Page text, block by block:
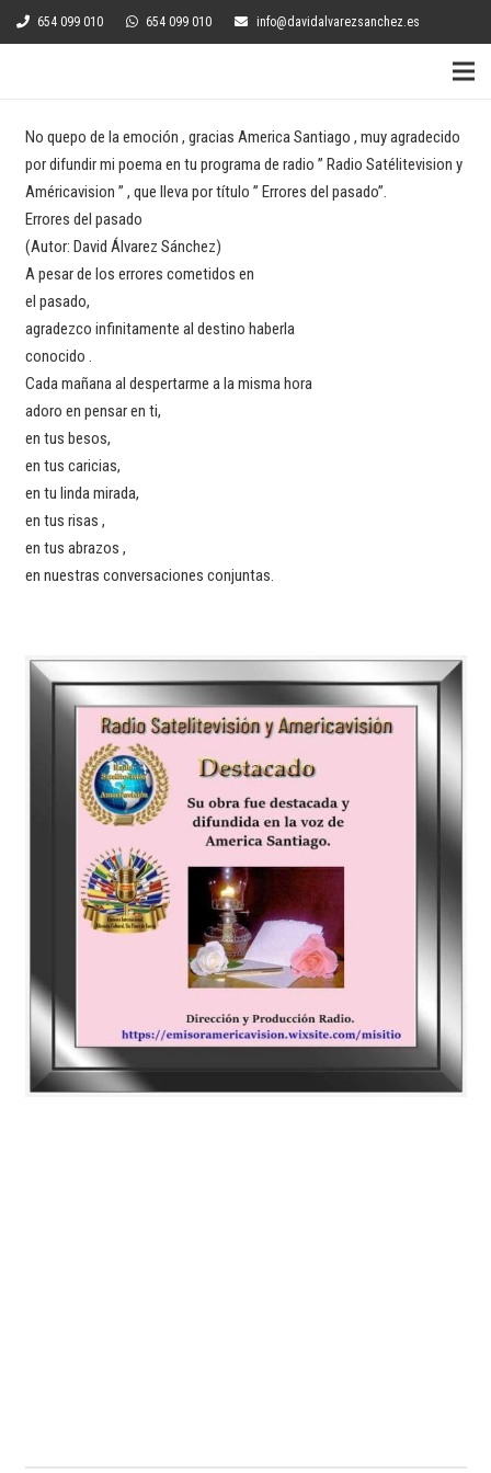
654 099 010 654 099 010 info@davidalvarezsanchez.es
No quepo de la emoción , gracias America Santiago , muy agradecido
por difundir mi poema en tu programa de radio ” Radio Satélitevision y
Américavision ” , que lleva por título ” Errores del pasado”.
Errores del pasado
(Autor: David Álvarez Sánchez)
A pesar de los errores cometidos en
el pasado,
agradezco infinitamente al destino haberla
conocido .
Cada mañana al despertarme a la misma hora
adoro en pensar en ti,
en tus besos,
en tus caricias,
en tu linda mirada,
en tus risas ,
en tus abrazos ,
en nuestras conversaciones conjuntas.